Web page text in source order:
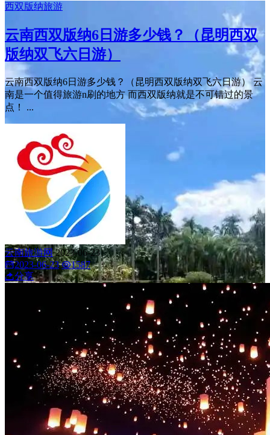
西双版纳旅游
云南西双版纳6日游多少钱？（昆明西双
版纳双飞六日游）
云南西双版纳6日游多少钱？（昆明西双版纳双飞六日游） 云
南是一个值得旅游n刷的地方 而西双版纳就是不可错过的景
点！ ...
云南旅游网 2023-06-23
2023-06-23
1587
分享